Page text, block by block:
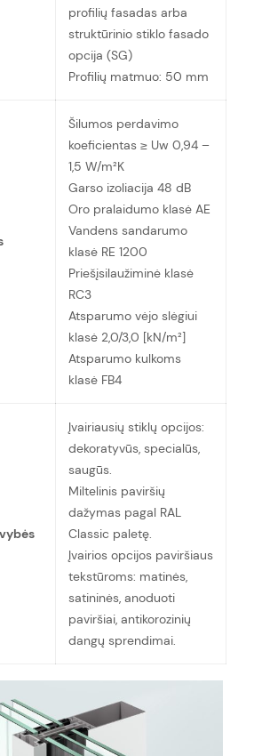
profilių fasadas arba
struktūrinio stiklo fasado
opcija (SG)
Profilių matmuo: 50 mm
Šilumos perdavimo
koeficientas ≥ Uw 0,94 –
1,5 W/m²K
Garso izoliacija 48 dB
Oro pralaidumo klasė AE
Vandens sandarumo
klasė RE 1200
Priešįsilaužiminė klasė
RC3
Atsparumo vėjo slėgiui
klasė 2,0/3,0 [kN/m²]
Atsparumo kulkoms
klasė FB4
Įvairiausių stiklų opcijos:
dekoratyvūs, specialūs,
saugūs.
Miltelinis paviršių
dažymas pagal RAL
Classic paletę.
Įvairios opcijos paviršiaus
tekstūroms: matinės,
satininės, anoduoti
paviršiai, antikorozinių
dangų sprendimai.